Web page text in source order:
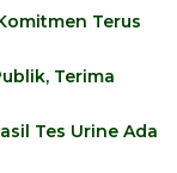
Terus
Terima
Tes Urine Ada